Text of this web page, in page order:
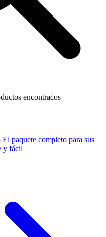
encontrados
El paquete completo para sus
y fácil